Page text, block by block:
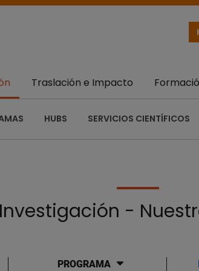
HUBS SERVICIOS CIENTÍFICOS
Traslación e Impacto
Investigación -
PROGRAMA